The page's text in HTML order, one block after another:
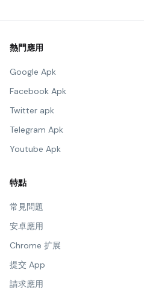
熱門應用
Google Apk
Facebook Apk
Twitter apk
Telegram Apk
Youtube Apk
特點
常見問題
安卓應用
Chrome 扩展
提交 App
請求應用